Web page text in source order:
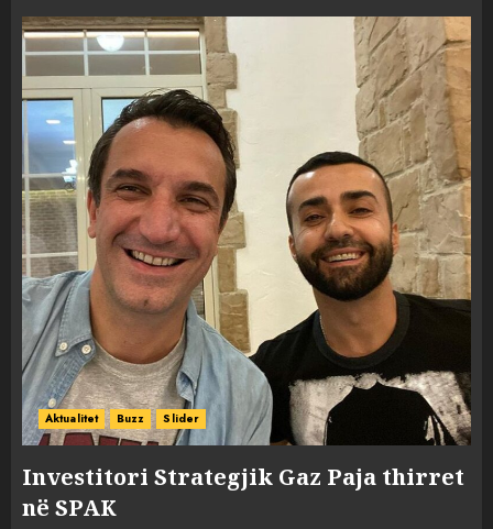
Aktualitet Buzz Slider
Investitori Strategjik Gaz Paja thirret
në SPAK